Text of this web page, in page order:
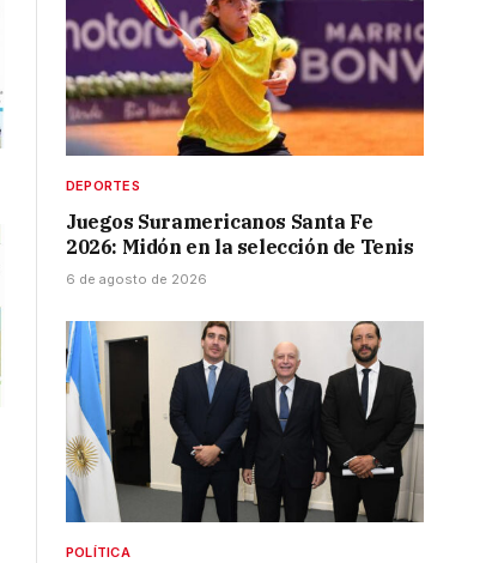
DEPORTES
Juegos Suramericanos Santa Fe
2026: Midón en la selección de Tenis
6 de agosto de 2026
POLÍTICA